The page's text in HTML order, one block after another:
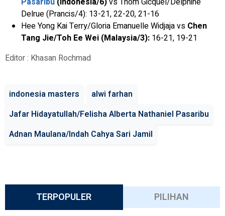
Delrue (Prancis/4): 13-21, 22-20, 21-16
Hee Yong Kai Terry/Gloria Emanuelle Widjaja vs Chen
Tang Jie/Toh Ee Wei (Malaysia/3): 16-21, 19-21
Editor : Khasan Rochmad
indonesia masters
alwi farhan
Jafar Hidayatullah/Felisha Alberta Nathaniel Pasaribu
Adnan Maulana/Indah Cahya Sari Jamil
TERPOPULER PILIHAN